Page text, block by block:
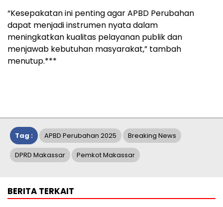
“Kesepakatan ini penting agar APBD Perubahan
dapat menjadi instrumen nyata dalam
meningkatkan kualitas pelayanan publik dan
menjawab kebutuhan masyarakat,” tambah
menutup.***
Tag : APBD Perubahan 2025 Breaking News
DPRD Makassar Pemkot Makassar
BERITA TERKAIT